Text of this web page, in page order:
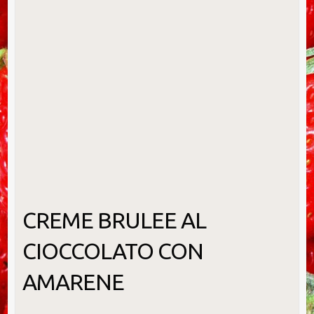
CREME BRULEE AL
CIOCCOLATO CON
AMARENE